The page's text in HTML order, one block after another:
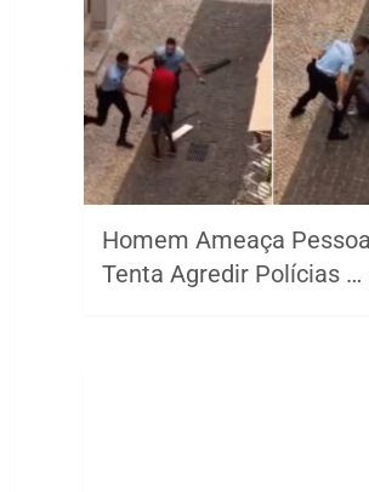
Homem Ameaça
Tenta Agredir Polícias …